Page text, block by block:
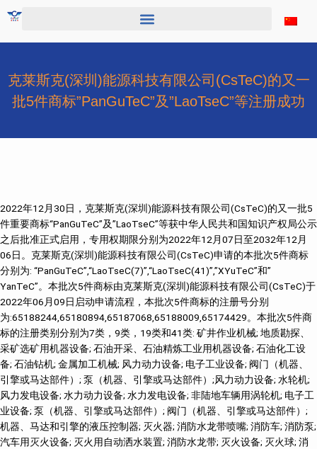
克莱斯克(深圳)能源科技有限公司(CsTeC)的又一
批5件商标”PanGuTeC”及”LaoTseC”等注册成功
2022年12月30日，克莱斯克(深圳)能源科技有限公司(CsTeC)的又一批5
件重要商标“PanGuTeC”及”LaoTseC”等获中华人民共和国知识产权局公示
之后批准正式启用，专用权期限分别为2022年12月07日至2032年12月
06日。克莱斯克(深圳)能源科技有限公司(CsTeC)申请的本批次5件商标
分别为: “PanGuTeC”,“LaoTseC(7)”,“LaoTseC(41)”,”XYuTeC”和”
YanTeC”。本批次5件商标由克莱斯克(深圳)能源科技有限公司(CsTeC)于
2022年06月09日启动申请流程，本批次5件商标的注册号分别
为:65188244,65180894,65187068,65188009,65174429。本批次5件商
标的注册类别分别为7类，9类，19类和41类: 矿井作业机械; 地质勘探、
采矿选矿用机器设备; 石油开采、石油精炼工业用机器设备; 石油化工设
备; 石油钻机; 金属加工机械; 风力动力设备; 电子工业设备; 阀门（机器、
引擎或马达部件）; 泵（机器、引擎或马达部件）;风力动力设备; 水轮机;
风力发电设备; 水力动力设备; 水力发电设备; 非陆地车辆用涡轮机; 电子工
业设备; 泵（机器、引擎或马达部件）; 阀门（机器、引擎或马达部件）;
机器、马达和引擎的液压控制器; 灭火器; 消防水龙带喷嘴; 消防车; 消防泵;
汽车用灭火设备; 灭火用自动洒水装置; 消防水龙带; 灭火设备; 灭火球; 消